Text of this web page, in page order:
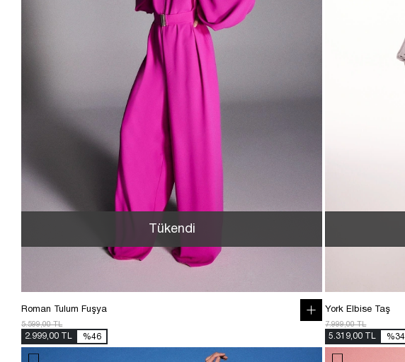
Tükendi
Roman Tulum Fuşya
5.599,00 TL
2.999,00 TL %46
York Elbise Taş
7.999,00 TL
5.319,00 TL %34